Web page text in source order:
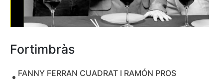
Fortimbràs
FANNY FERRAN CUADRAT I RAMÓN PROS